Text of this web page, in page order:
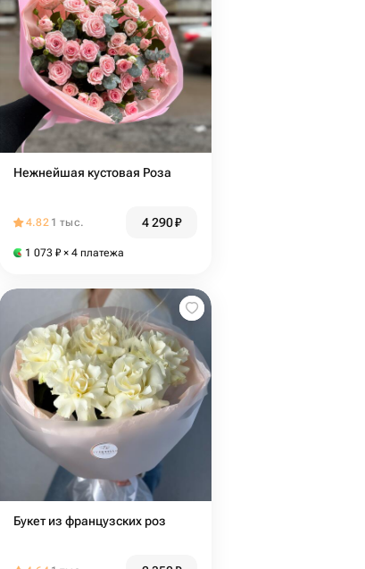
Нежнейшая кустовая Роза
4.82 1 тыс. 4 290₽
1 073 ₽ × 4 платежа
Букет из французских роз